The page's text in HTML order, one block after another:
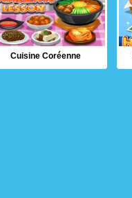
Cuisine Coréenne